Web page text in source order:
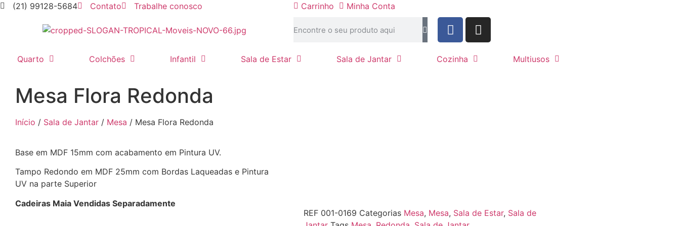
(21) 99128-5684 Contato Trabalhe conosco Carrinho Minha Conta
Quarto Colchões Infantil Sala de Estar Sala de Jantar Cozinha Multiusos
Mesa Flora Redonda
Início / Sala de Jantar / Mesa / Mesa Flora Redonda
Base em MDF 15mm com acabamento em Pintura UV.
Tampo Redondo em MDF 25mm com Bordas Laqueadas e Pintura
UV na parte Superior
Cadeiras Maia Vendidas Separadamente
REF 001-0169 Categorias Mesa, Mesa, Sala de Estar, Sala de